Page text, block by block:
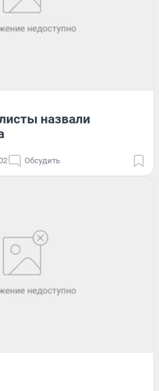
назвали
Обсудить